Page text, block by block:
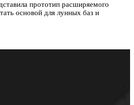
прототип расширяемого
основой для лунных баз и